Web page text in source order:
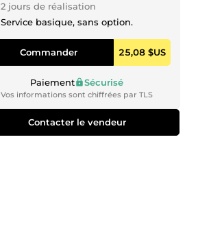
2 jours de réalisation
Service basique, sans option.
Commander 25,08 $US
Paiement Sécurisé
Vos informations sont chiffrées par TLS
Contacter le vendeur